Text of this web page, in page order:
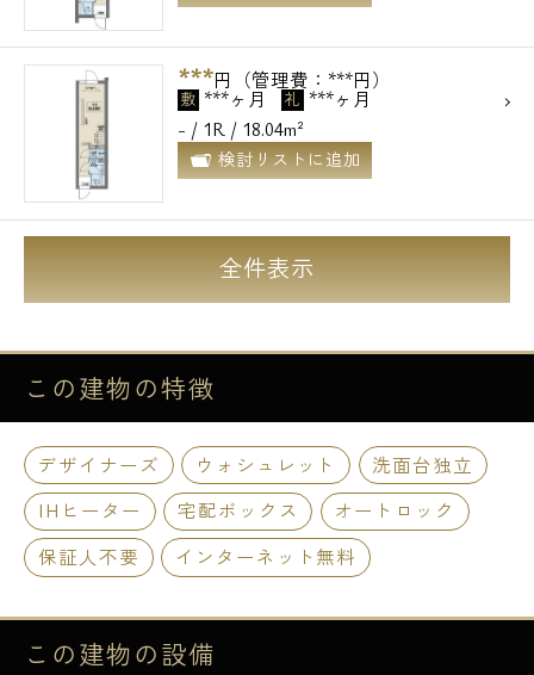
***円（管理費：***円）
敷 ***ヶ月 礼 ***ヶ月
- / 1R / 18.04m²
検討リストに追加
全件表示
この建物の特徴
デザイナーズ ウォシュレット
洗面台独立
IHヒーター
宅配ボックス
オートロック
保証人不要
インターネット無料
この建物の設備